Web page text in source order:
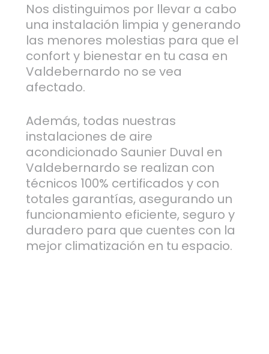
Nos distinguimos por llevar a cabo
una instalación limpia y generando
las menores molestias para que el
confort y bienestar en tu casa en
Valdebernardo no se vea
afectado.
Además, todas nuestras
instalaciones de aire
acondicionado Saunier Duval en
Valdebernardo se realizan con
técnicos 100% certificados y con
totales garantías, asegurando un
funcionamiento eficiente, seguro y
duradero para que cuentes con la
mejor climatización en tu espacio.